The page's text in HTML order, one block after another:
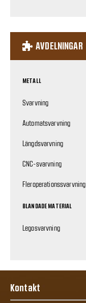
AVDELNINGAR
METALL
Svarvning
Automatsvarvning
Längdsvarvning
CNC-svarvning
Fleroperationssvarvning
BLANDADE MATERIAL
Legosvarvning
Kontakt